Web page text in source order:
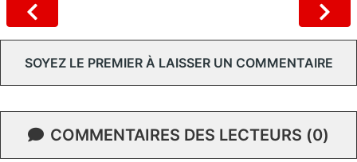
SOYEZ LE PREMIER À LAISSER UN COMMENTAIRE
COMMENTAIRES DES LECTEURS (0)